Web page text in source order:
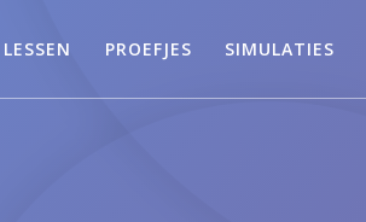
LESSEN PROEFJES SIMULATIES